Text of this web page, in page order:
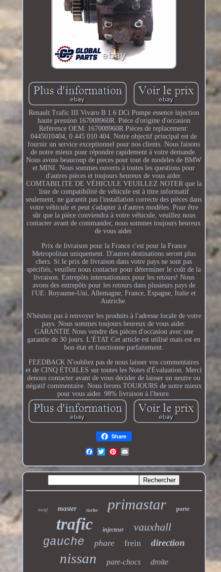
Renault Trafic III Vivaro B 1.6 DCi Pompe essence injection
haute pression 167008960R. Pièce d'origine d'occasion
Référence OEM: 167008960R Pièces de replacement:
0445010404, 0 445 010 404. Notre objectif principal est de
fournir un service exceptionnel pour nos clients. Nous faisons
de notre mieux pour répondre rapidement à votre demande.
Nous avons beaucoup de pieces pour tout de modeles de BMW
et MINI. Nous sommes ouverts à toutes les questions pour
d'autres pièces et toujours heureux de vous aider.
COMTABILITE DE VÉHICULE VEUILLEZ NOTER que la
liste de compatibilité de véhicule est à titre informatif
seulement, ne garantit pas l'installation correcte des pièces dans
votre véhicule et peut s'adapter à d'autres modèles. Pour être
sûr que la pièce conviendra à votre véhicule, veuillez nous
contacter avant de commander, nous sommes toujours heureux
de vous aider.
Prix de livraison pour la France c'est pour la France
Metropolitan uniquement. D'autres destinations seront plus
chers. Si le prix de livraison dans votre pays ne sont pas
spécifiés, veuillez nous contacter pour déterminer le coût de la
livraison. Entrepôts internationaux pour les retours! Nous
avons des entrepôts pour les retours dans plusieurs pays de
l'UE: Royaume-Uni, Allemagne, France, Espagne, Italie et
Autriche.
N'hésitez pas à renvoyer les produits à l'adresse locale de votre
pays. Nous sommes toujours heureux de vous aider.
GARANTIE Nous vendre des pièces d'occasion avec une
garantie de 30 jours. L'ÉTAT Cet article est utilisé mais est en
bon état et fonctionne parfaitement.
FEEDBACK N'oubliez pas de nous laisser vos commentaires
et de CINQ ÉTOILES sur toutes les Notes d'Évaluation. Merci
denous contacter avant de vous décider de laisser un neutre ou
négatif commentaire. Nous ferons TOUJOURS de notre mieux
pour vous aider. 98% livraison à l'heure.
Share
neuf master turbo primastar porte
trafic injecteur vauxhall
gauche phare frein direction
nissan pare-chocs droite